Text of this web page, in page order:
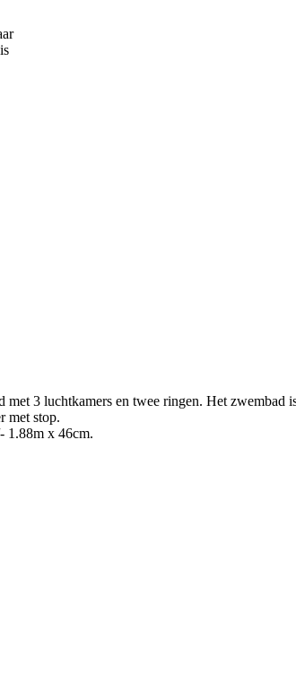
met 3 luchtkamers en twee ringen. Het
met stop.
1.88m x 46cm.